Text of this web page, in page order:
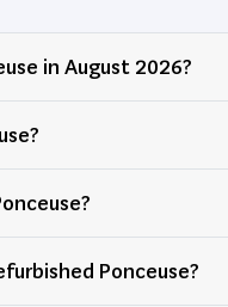
in August 2026?
refurbished Ponceuse?